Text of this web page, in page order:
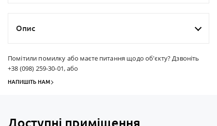
Опис
Помітили помилку або маєте питання щодо об'єкту? Дзвоніть
+38 (098) 259-30-01, або
НАПИШІТЬ НАМ
Доступні приміщення